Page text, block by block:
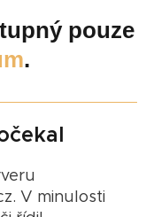
pouze
.
V minulosti